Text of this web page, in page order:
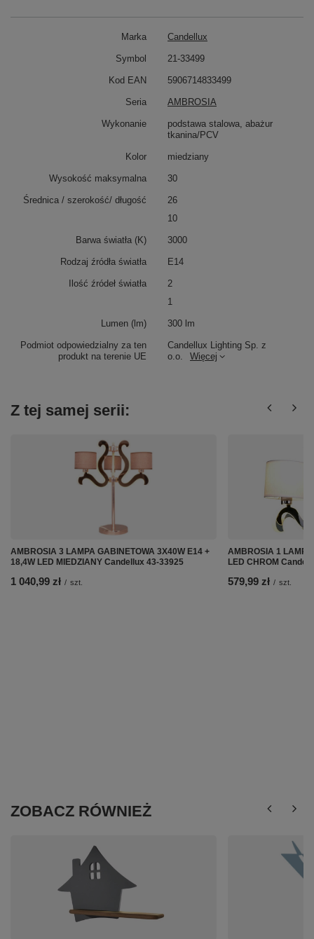
Marka Candellux
Podmiot odpowiedzialny za ten
produkt na terenie UE
Candellux Lighting Sp. z
o.o.
Więcej
Symbol 21-33499
Kod EAN 5906714833499
Seria AMBROSIA
Wykonanie
podstawa stalowa, abażur
tkanina/PCV
Kolor miedziany
Wysokość maksymalna 30
Średnica / szerokość/ długość
26
10
Barwa światła (K) 3000
Rodzaj źródła światła E14
Ilość źródeł światła
2
1
Lumen (lm) 300 lm
Z tej samej serii:
AMBROSIA 3 LAMPA GABINETOWA 3X40W E14 +
18,4W LED MIEDZIANY Candellux 43-33925
1 040,99 zł / szt.
AMBROSIA 1
LED CHROM
579,99 zł / szt.
ZOBACZ RÓWNIEŻ